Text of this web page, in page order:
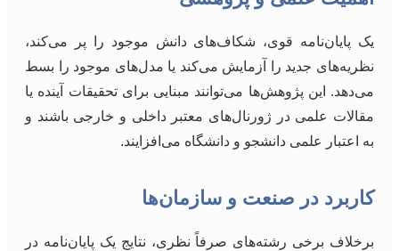
یک پایان‌نامه قوی، شکاف‌های دانش موجود را پر می‌کند،
نظریه‌های جدید را آزمایش می‌کند یا مدل‌های موجود را بسط
می‌دهد. این پژوهش‌ها می‌توانند مبنایی برای تحقیقات آینده یا
مقالات علمی در ژورنال‌های معتبر داخلی و خارجی باشند و
به اعتبار علمی دانشجو و دانشگاه می‌افزایند.
کاربرد در صنعت و سازمان‌ها
برخلاف برخی رشته‌های صرفاً نظری، نتایج یک پایان‌نامه در